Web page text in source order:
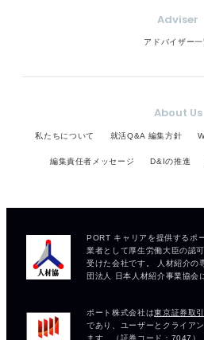
Adviser
アドバイザー一
About Us
私たちについて 就活Q&A 編集方針
編集責任者メッセージ D&Iの推進